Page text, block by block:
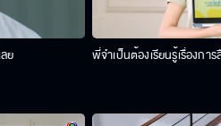
ย พี่จำเป็นต้องเรียนรู้เรื่องการ